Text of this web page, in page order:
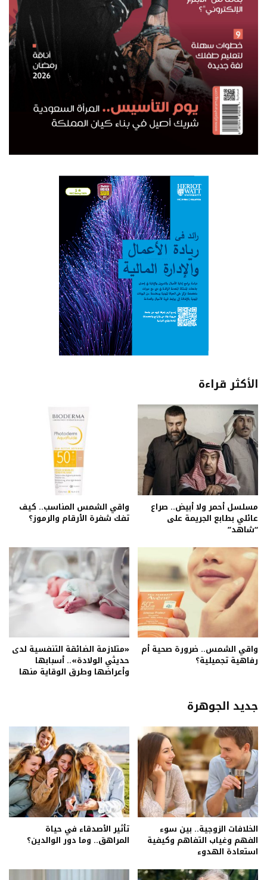
الأكثر قراءة
مسلسل أحمر ولا أبيض.. صراع
عائلي بطابع الجريمة على
“شاهد”
واقي الشمس المناسب.. كيف
تفك شفرة الأرقام والرموز؟
واقي الشمس.. ضرورة صحية أم
رفاهية تجميلية؟
«متلازمة الضائقة التنفسية لدى
حديثي الولادة».. أسبابها
وأعراضها وطرق الوقاية منها
جديد الجوهرة
الخلافات الزوجية.. بين سوء
الفهم وغياب التفاهم وكيفية
استعادة الهدوء
تأثير الأصدقاء في حياة
المراهق.. وما دور الوالدين؟